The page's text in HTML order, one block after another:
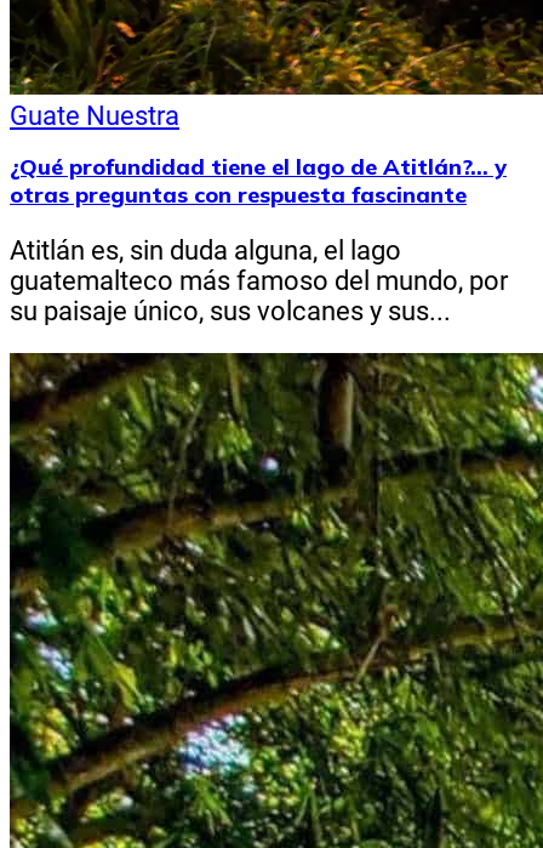
Guate Nuestra
¿Qué profundidad tiene el lago de Atitlán?… y
otras preguntas con respuesta fascinante
Atitlán es, sin duda alguna, el lago
guatemalteco más famoso del mundo, por
su paisaje único, sus volcanes y sus...